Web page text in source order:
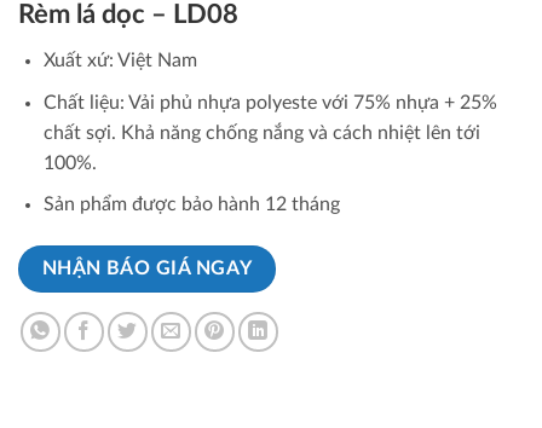
Rèm lá dọc – LD08
Xuất xứ: Việt Nam
Chất liệu: Vải phủ nhựa polyeste với 75% nhựa + 25%
chất sợi. Khả năng chống nắng và cách nhiệt lên tới
100%.
Sản phẩm được bảo hành 12 tháng
NHẬN BÁO GIÁ NGAY